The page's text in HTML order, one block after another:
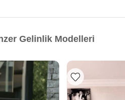
Gelinlik Modelleri